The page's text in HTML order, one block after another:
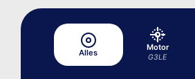
Alles
Motor
G3LE